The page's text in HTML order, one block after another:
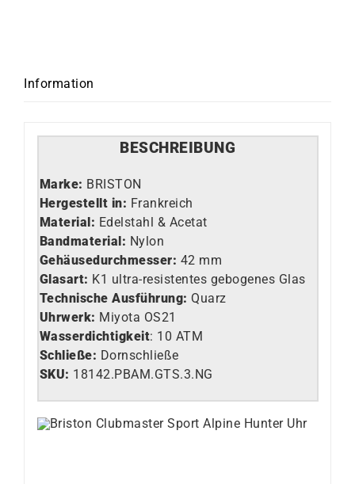
Information
BESCHREIBUNG
Marke: BRISTON
Hergestellt in: Frankreich
Material: Edelstahl & Acetat
Bandmaterial: Nylon
Gehäusedurchmesser: 42 mm
Glasart: K1 ultra-resistentes gebogenes Glas
Technische Ausführung: Quarz
Uhrwerk: Miyota OS21
Wasserdichtigkeit: 10 ATM
Schließe: Dornschließe
SKU: 18142.PBAM.GTS.3.NG